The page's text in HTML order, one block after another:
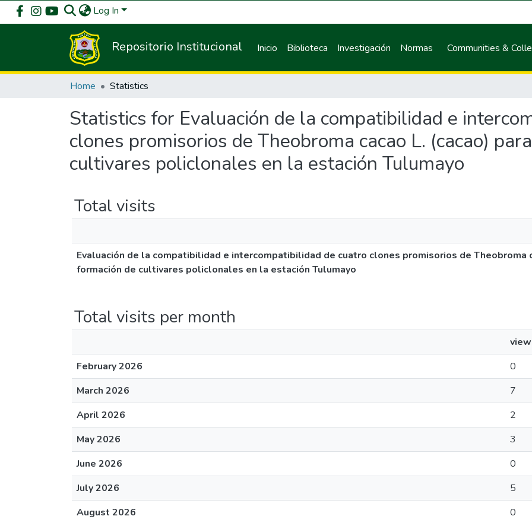
Log In
Repositorio Institucional Inicio Biblioteca Investigación Normas Communities &
Home Statistics
Statistics for Evaluación de la compatibilidad e
clones promisorios de Theobroma cacao L. (cacao)
cultivares policlonales en la estación Tulumayo
Total visits
Evaluación de la compatibilidad e intercompatibilidad de cuatro clones promisorios de Theobroma
formación de cultivares policlonales en la estación Tulumayo
Total visits per month
February 2026
0
March 2026
7
April 2026
2
May 2026
3
June 2026
0
July 2026
5
August 2026
0